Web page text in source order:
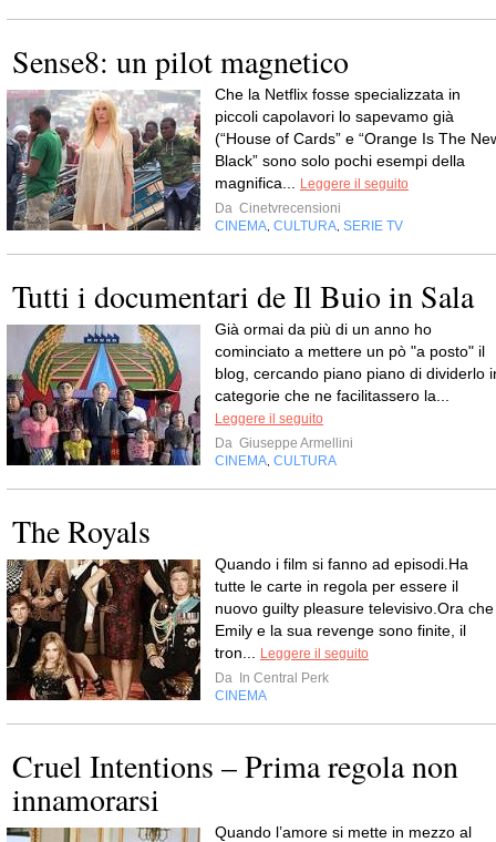
Sense8: un pilot magnetico
Che la Netflix fosse specializzata in
piccoli capolavori lo sapevamo già
(“House of Cards” e “Orange Is The
Black” sono solo pochi esempi della
magnifica...
Leggere il seguito
Da Cinetvrecensioni
CINEMA CULTURA SERIE TV
Tutti i documentari de Il Buio in Sala
Già ormai da più di un anno ho
cominciato a mettere un pò "a posto" il
blog, cercando piano piano di dividerlo
categorie che ne facilitassero la...
Leggere il seguito
Da Giuseppe Armellini
CINEMA CULTURA
The Royals
Quando i film si fanno ad episodi.Ha
tutte le carte in regola per essere il
nuovo guilty pleasure televisivo.Ora che
Emily e la sua revenge sono finite, il
tron...
Leggere il seguito
Da
In Central Perk
CINEMA
Cruel Intentions – Prima regola non
innamorarsi
Quando l’amore si mette in mezzo al